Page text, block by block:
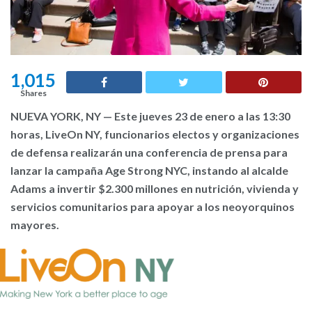
1,015
Shares
NUEVA YORK, NY — Este jueves 23 de enero a las 13:30
horas, LiveOn NY, funcionarios electos y organizaciones
de defensa realizarán una conferencia de prensa para
lanzar la campaña Age Strong NYC, instando al alcalde
Adams a invertir $2.300 millones en nutrición, vivienda y
servicios comunitarios para apoyar a los neoyorquinos
mayores.